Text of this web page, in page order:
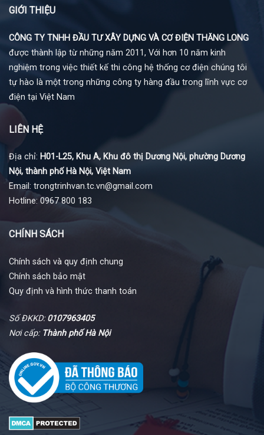
GIỚI THIỆU
CÔNG TY TNHH ĐẦU TƯ XÂY DỰNG VÀ CƠ ĐIỆN THĂNG LONG
được thành lập từ những năm 2011, Với hơn 10 năm kinh
nghiệm trong việc thiết kế thi công hệ thống cơ điện chúng tôi
tự hào là một trong những công ty hàng đầu trong lĩnh vực cơ
điện tại Việt Nam
LIÊN HỆ
Địa chỉ: H01-L25, Khu A, Khu đô thị Dương Nội, phường Dương
Nội, thành phố Hà Nội, Việt Nam
Email: trongtrinhvan.tc.vn@gmail.com
Hotline: 0967 800 183
CHÍNH SÁCH
Chính sách và quy định chung
Chính sách bảo mật
Quy định và hình thức thanh toán
Số ĐKKD:0107963405
Nơi cấp: Thành phố Hà Nội